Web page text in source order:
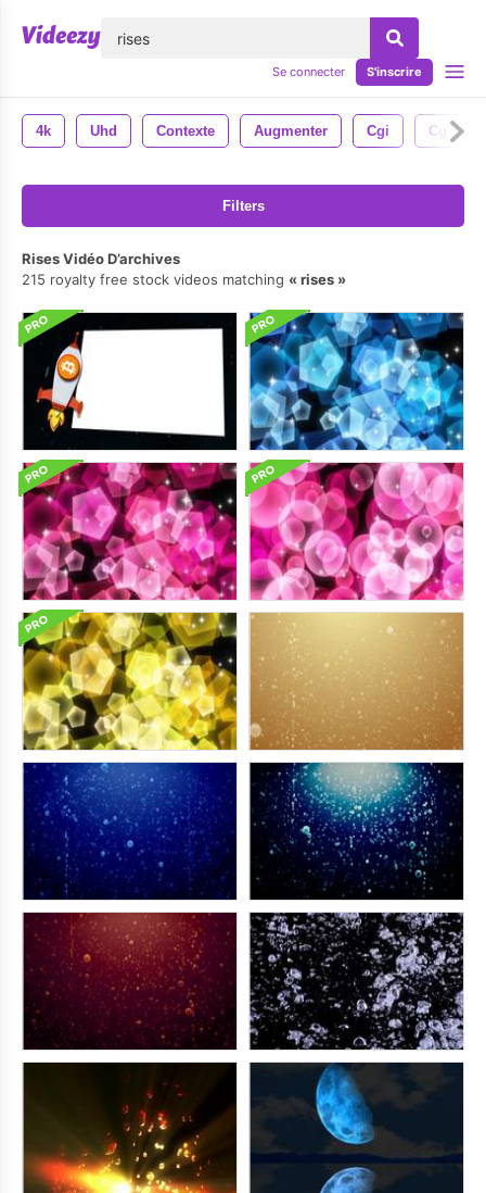
Se connecter S'inscrire
4k Uhd Contexte Augmenter Cgi Cg
Filters
Rises Vidéo D’archives
215 royalty free stock videos matching
rises